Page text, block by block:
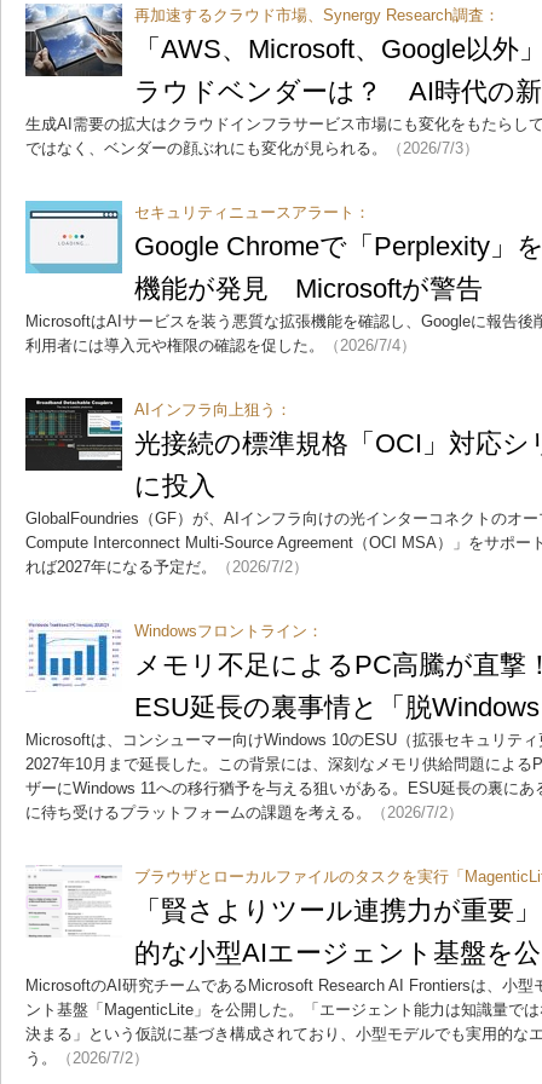
再加速するクラウド市場、Synergy Research調査：
「AWS、Microsoft、Google以外
ラウドベンダーは？ AI時代の
生成AI需要の拡大はクラウドインフラサービス市場にも変化をもたらし
ではなく、ベンダーの顔ぶれにも変化が見られる。
（2026/7/3）
セキュリティニュースアラート：
Google Chromeで「Perplexity」
機能が発見 Microsoftが警告
MicrosoftはAIサービスを装う悪質な拡張機能を確認し、Googleに報告
利用者には導入元や権限の確認を促した。
（2026/7/4）
AIインフラ向上狙う：
光接続の標準規格「OCI」対応シ
に投入
GlobalFoundries（GF）が、AIインフラ向けの光インターコネクトのオ
Compute Interconnect Multi-Source Agreement（OCI MSA）」をサポー
れば2027年になる予定だ。
（2026/7/2）
Windowsフロントライン：
メモリ不足によるPC高騰が直
ESU延長の裏事情と「脱
Microsoftは、コンシューマー向けWindows 10のESU（拡張セキュリテ
2027年10月まで延長した。この背景には、深刻なメモリ供給問題による
ザーにWindows 11への移行猶予を与える狙いがある。ESU延長の裏に
に待ち受けるプラットフォームの課題を考える。
（2026/7/2）
ブラウザとローカルファイルのタスクを実行「
「賢さよりツール連携力が重要
的な小型AIエージェント基盤を
MicrosoftのAI研究チームであるMicrosoft Research AI Frontiersは、小型
ント基盤「MagenticLite」を公開した。「エージェント能力は知識量で
決まる」という仮説に基づき構成されており、小型モデルでも実用的な
う。
（2026/7/2）